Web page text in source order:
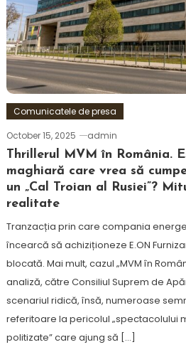
Comunicatele de presa
October 15, 2025
admin
Thrillerul MVM în România.
maghiară care vrea să
un „Cal Troian al Rusiei”?
realitate
Tranzacția prin care compania
încearcă să achiziționeze E.ON
blocată. Mai mult, cazul „MVM în
analiză, către Consiliul Suprem de
scenariul ridică, însă, numeroase
referitoare la pericolul „spectacolului
politizate” care ajung să […]